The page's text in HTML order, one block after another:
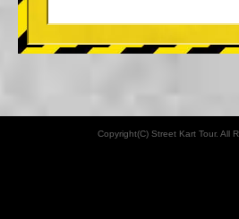
Copyright(C) Street Kart Tour. All